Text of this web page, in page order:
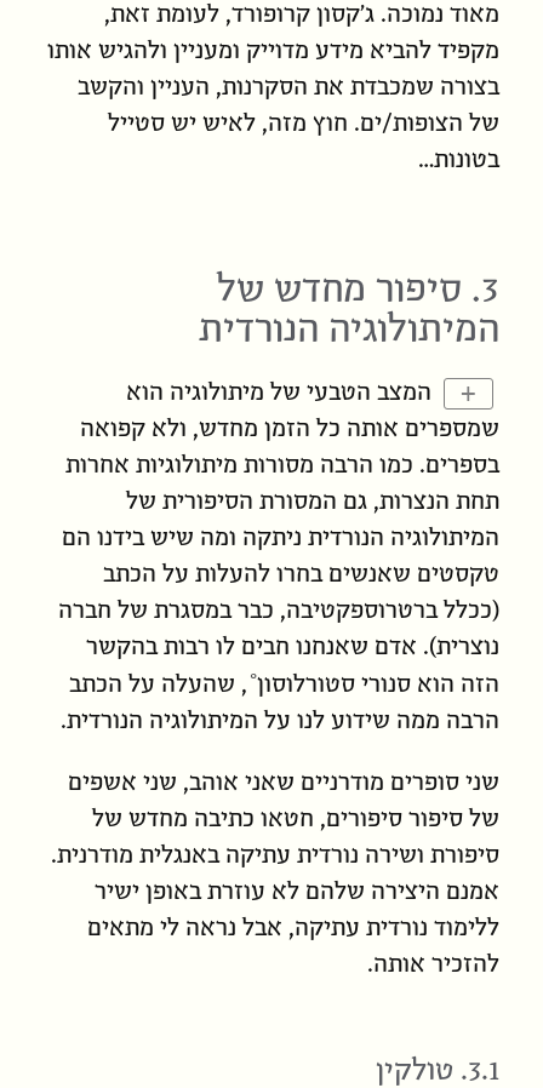
מאוד נמוכה. ג׳קסון קרופורד, לעומת זאת,
מקפיד להביא מידע מדוייק ומעניין ולהגיש אותו
בצורה שמכבדת את הסקרנות, העניין והקשב
של הצופות/ים. חוץ מזה, לאיש יש סטייל
בטונות…
3. סיפור מחדש של
המיתולוגיה הנורדית
+
המצב הטבעי של מיתולוגיה הוא
שמספרים אותה כל הזמן מחדש, ולא קפואה
בספרים. כמו הרבה מסורות מיתולוגיות אחרות
תחת הנצרות, גם המסורת הסיפורית של
המיתולוגיה הנורדית ניתקה ומה שיש בידנו הם
טקסטים שאנשים בחרו להעלות על הכתב
(ככלל ברטרוספקטיבה, כבר במסגרת של חברה
נוצרית). אדם שאנחנו חבים לו רבות בהקשר
הזה הוא סנורי סטורלוסון , שהעלה על הכתב
הרבה ממה שידוע לנו על המיתולוגיה הנורדית.
שני סופרים מודרניים שאני אוהב, שני אשפים
של סיפור סיפורים, חטאו כתיבה מחדש של
סיפורת ושירה נורדית עתיקה באנגלית מודרנית.
אמנם היצירה שלהם לא עוזרת באופן ישיר
ללימוד נורדית עתיקה, אבל נראה לי מתאים
להזכיר אותה.
3.1. טולקין